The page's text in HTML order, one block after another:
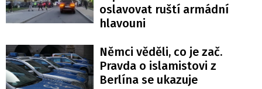
oslavovat ruští armádní
hlavouni
Němci věděli, co je zač.
Pravda o islamistovi z
Berlína se ukazuje